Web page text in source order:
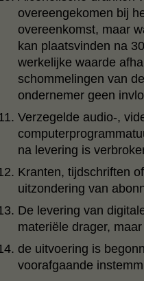
overeengekomen bij
overeenkomst, maar
kan plaatsvinden na
werkelijke waarde
schommelingen van
ondernemer geen
Verzegelde audio-,
na levering is
Kranten, tijdschriften
uitzondering van
De levering van
materiële drager,
de uitvoering is
voorafgaande